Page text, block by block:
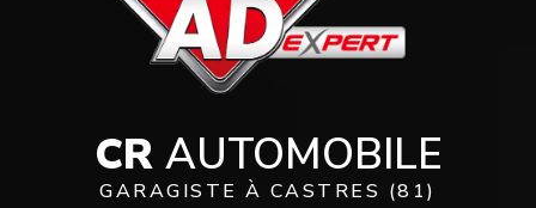
CR AUTOMOBILE
GARAGISTE À CASTRES (81)